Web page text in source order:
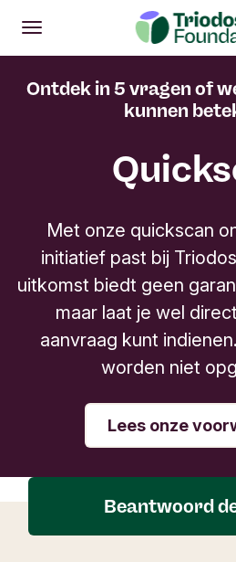
Openen
Hoofdmenu
Ontdek in 5 vragen of
kunnen
Met onze quickscan
initiatief past bij
uitkomst biedt geen
maar laat je wel
aanvraag kunt
worden niet
Lees onze
Beantwoord